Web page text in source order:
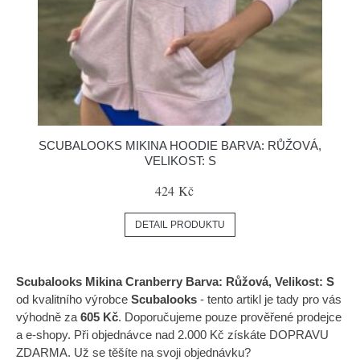
SCUBALOOKS MIKINA HOODIE BARVA: RŮŽOVÁ,
VELIKOST: S
424 Kč
DETAIL PRODUKTU
Scubalooks Mikina Cranberry Barva: Růžová, Velikost: S
od kvalitního výrobce Scubalooks - tento artikl je tady pro vás
výhodně za 605 Kč. Doporučujeme pouze prověřené prodejce
a e-shopy. Při objednávce nad 2.000 Kč získáte DOPRAVU
ZDARMA. Už se těšíte na svoji objednávku?